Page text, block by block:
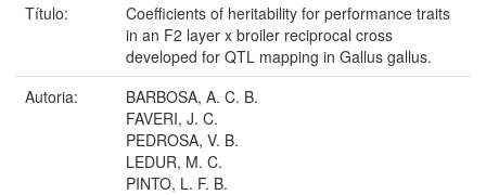
Título:
Coefficients of heritability for performance traits
in an F2 layer x broiler reciprocal cross
developed for QTL mapping in Gallus gallus.
Autoria:
BARBOSA, A. C. B.
FAVERI, J. C.
PEDROSA, V. B.
LEDUR, M. C.
PINTO, L. F. B.